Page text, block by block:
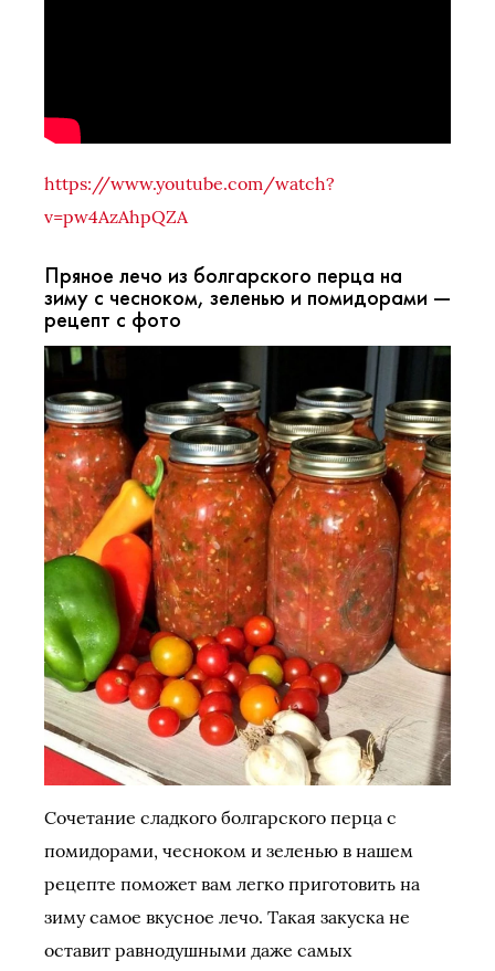
https://www.youtube.com/watch?
v=pw4AzAhpQZA
Пряное лечо из болгарского перца на
зиму с чесноком, зеленью и помидорами —
рецепт с фото
Сочетание сладкого болгарского перца с
помидорами, чесноком и зеленью в нашем
рецепте поможет вам легко приготовить на
зиму самое вкусное лечо. Такая закуска не
оставит равнодушными даже самых